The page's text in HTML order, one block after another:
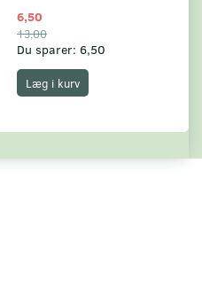
6,50
13,00
Du sparer: 6,50
Læg i kurv